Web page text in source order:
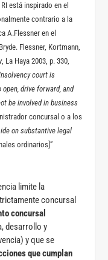
está inspirado en el
contrario a la
A.Flessner en el
Flessner, Kortmann,
, La Haya 2003, p. 330,
court is
drive forward, and
be involved in business
concursal o a los
on substantive legal
ordinarios]”
limite la
concursal
concursal
desarrollo y
y que se
que cumplan